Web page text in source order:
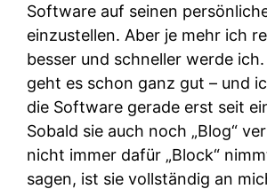
Software auf seinen
einzustellen. Aber je mehr ich
besser und schneller werde
geht es schon ganz gut – und
die Software gerade erst seit
Sobald sie auch noch „Blog“
nicht immer dafür „Block“
sagen, ist sie vollständig an